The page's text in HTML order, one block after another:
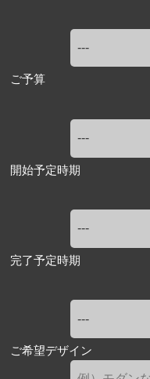
ご予算
開始予定時期
完了予定時期
ご希望デザイン